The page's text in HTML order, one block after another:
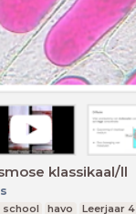
klassikaal/ll
school havo Leerjaar 4